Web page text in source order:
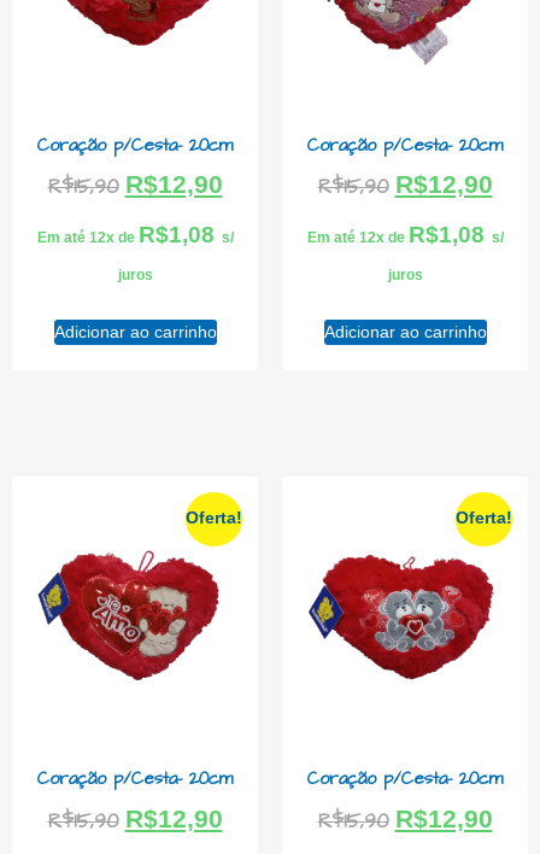
Coração p/Cesta- 20cm
R$15,90 R$12,90
Em até 12x de R$1,08 s/
juros
Adicionar ao carrinho
Coração p/Cesta- 20cm
R$15,90 R$12,90
Em até 12x de R$1,08 s/
juros
Adicionar ao carrinho
Oferta!
Coração p/Cesta- 20cm
R$15,90 R$12,90
Oferta!
Coração p/Cesta- 20cm
R$15,90 R$12,90